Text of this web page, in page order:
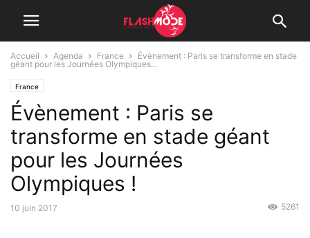
Accueil Agenda France
Évènement : Paris se transforme en stade
géant pour les Journées Olympiques...
France
Évènement : Paris se
transforme en stade géant
pour les Journées
Olympiques !
10 juin 2017 5261